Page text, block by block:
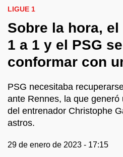
LIGUE 1
Sobre la hora,
1 a 1 y el PSG
conformar con
PSG necesitaba
ante Rennes, la que
del entrenador Christophe
astros.
29 de enero de 2023 - 17:15